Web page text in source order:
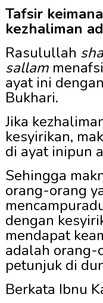
Tafsir
kezhaliman
Rasulullah
sallam
ayat ini
Bukhari.
Jika
kesyirikan,
di ayat inipun
Sehingga
orang-orang
dengan
mendapat
adalah orang-
petunjuk di
Berkata Ibnu